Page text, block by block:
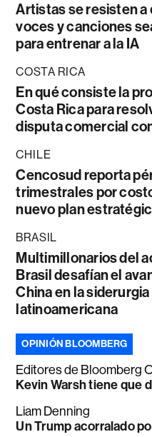
Artistas se resisten a
voces y canciones
para entrenar a la IA
COSTA RICA
En qué consiste la
Costa Rica para
disputa comercial
CHILE
Cencosud reporta
trimestrales por
nuevo plan
BRASIL
Multimillonarios del
Brasil desafían el
China en la siderurgia
latinoamericana
OPINIÓN BLOOMBERG
Editores de Bloomberg
Kevin Warsh tiene que
Liam Denning
Un Trump acorralado